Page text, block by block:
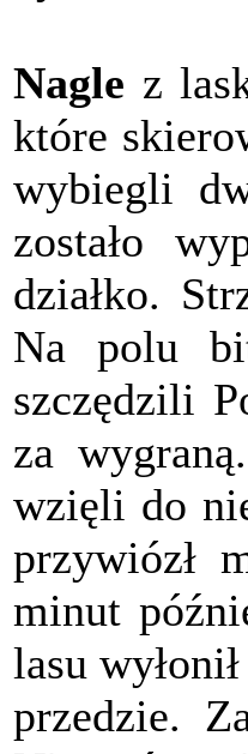
Nagle z
które
wybiegli
zostało
działko.
Na polu
szczędzili
za
wzięli do
przywiózł
minut
lasu
przedzie.